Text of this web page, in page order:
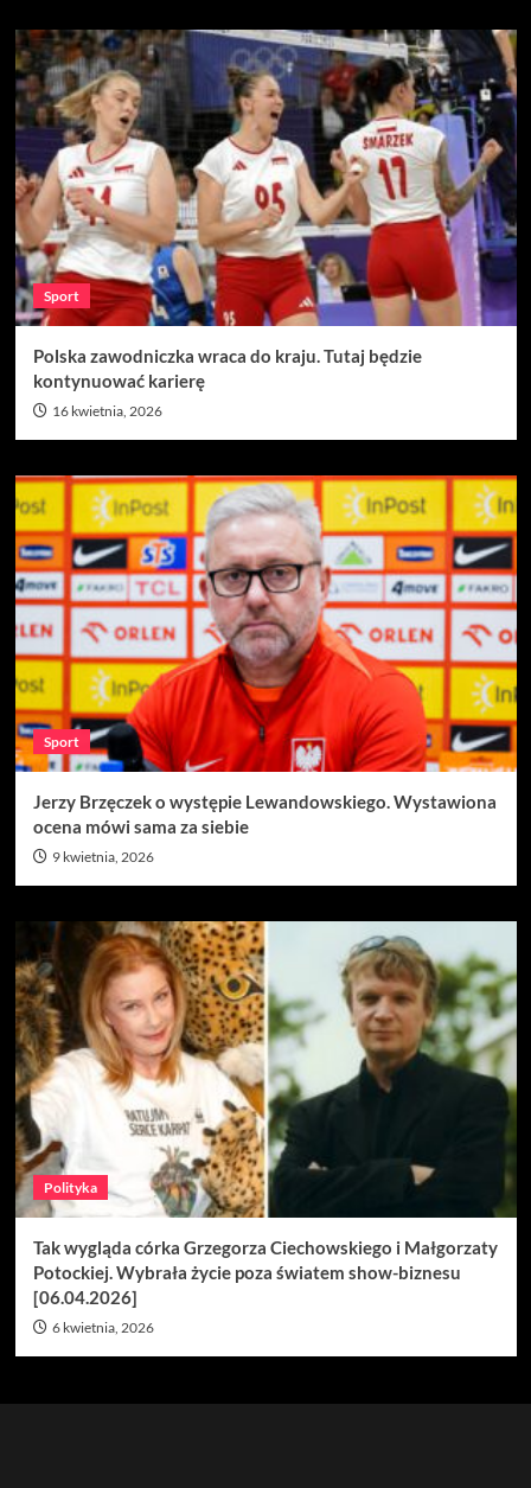
Sport
Polska zawodniczka wraca do kraju. Tutaj będzie
kontynuować karierę
16 kwietnia, 2026
Sport
Jerzy Brzęczek o występie Lewandowskiego. Wystawiona
ocena mówi sama za siebie
9 kwietnia, 2026
Polityka
Tak wygląda córka Grzegorza Ciechowskiego i Małgorzaty
Potockiej. Wybrała życie poza światem show-biznesu
[06.04.2026]
6 kwietnia, 2026